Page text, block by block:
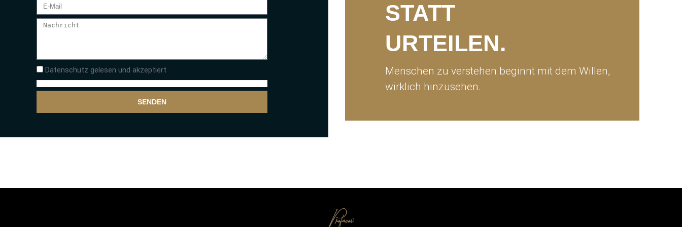
Datenschutz gelesen und akzeptiert
SENDEN
STATT
URTEILEN.
Menschen zu verstehen beginnt mit dem Willen,
wirklich hinzusehen.